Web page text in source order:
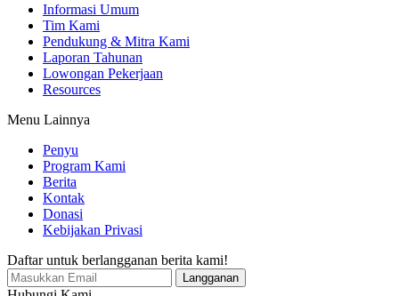
Informasi Umum
Tim Kami
Pendukung & Mitra Kami
Laporan Tahunan
Lowongan Pekerjaan
Resources
Menu Lainnya
Penyu
Program Kami
Berita
Kontak
Donasi
Kebijakan Privasi
Daftar untuk berlangganan berita kami!